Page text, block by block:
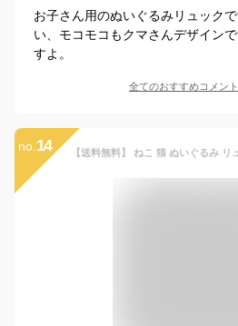
お子さん用のぬいぐるみリュック
い、モコモコもクマさんデザイン
すよ。
全てのおすすめコメント
no. 14